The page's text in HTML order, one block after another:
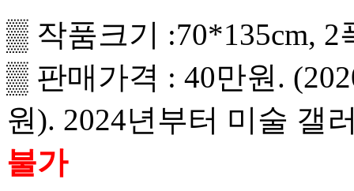
▒ 작품크기 :70*135cm, 2
▒ 판매가격 : 40만원.
원). 2024년부터 미술 갤
불가